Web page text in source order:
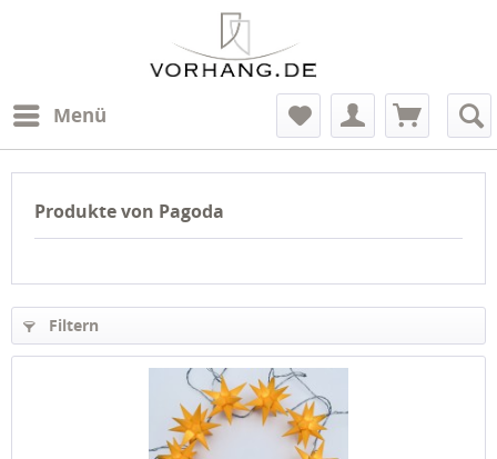
Menü
Produkte von Pagoda
Filtern